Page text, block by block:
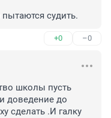
судить.
+0 –0
школы пусть
доведение до
сделать .И галку